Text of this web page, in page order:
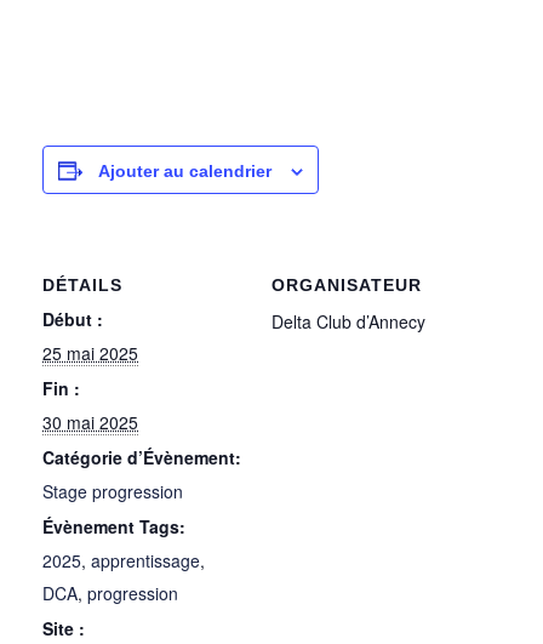
Ajouter au calendrier
DÉTAILS
Début :
25 mai 2025
Fin :
30 mai 2025
Catégorie d’Évènement:
Stage progression
Évènement Tags:
2025, apprentissage,
DCA, progression
Site :
ORGANISATEUR
Delta Club d’Annecy